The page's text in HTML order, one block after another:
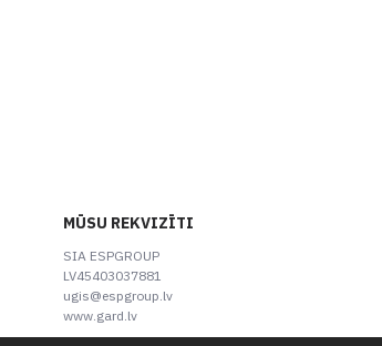
MŪSU REKVIZĪTI
SIA ESPGROUP
LV45403037881
ugis@espgroup.lv
www.gard.lv